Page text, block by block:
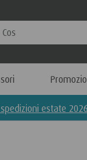
estate